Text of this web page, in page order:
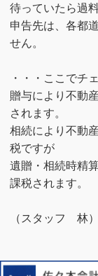
待っていたら過
申告先は、各都
せん。
・・・ここでチ
贈与により不動
されます。
相続により不動
税ですが
遺贈・相続時精
課税されます。
（スタッフ 林）